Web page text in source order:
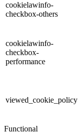
cookielawinfo-
checkbox-others
cookielawinfo-
checkbox-
performance
viewed_cookie_policy
Functional